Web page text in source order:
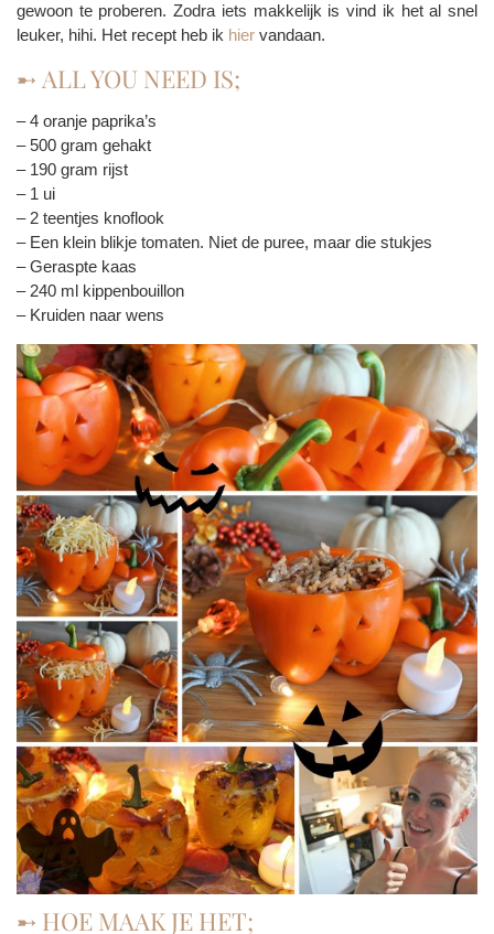
gewoon te proberen. Zodra iets makkelijk is vind ik het al snel
leuker, hihi. Het recept heb ik hier vandaan.
➸ ALL YOU NEED IS;
– 4 oranje paprika’s
– 500 gram gehakt
– 190 gram rijst
– 1 ui
– 2 teentjes knoflook
– Een klein blikje tomaten. Niet de puree, maar die stukjes
– Geraspte kaas
– 240 ml kippenbouillon
– Kruiden naar wens
➸ HOE MAAK JE HET;